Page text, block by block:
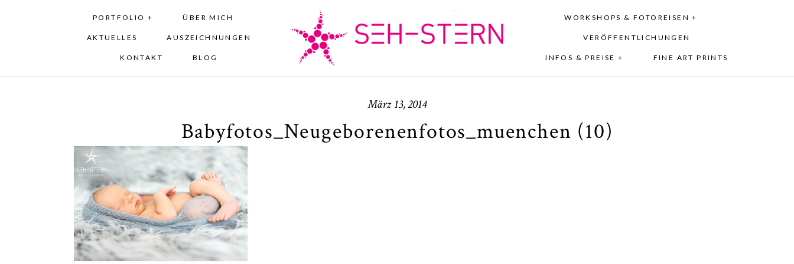
PORTFOLIO + ÜBER MICH
AKTUELLES AUSZEICHNUNGEN
KONTAKT BLOG
WORKSHOPS & FOTOREISEN +
VERÖFFENTLICHUNGEN
INFOS & PREISE + FINE ART PRINTS
März 13, 2014
Babyfotos_Neugeborenenfotos_muenchen (10)